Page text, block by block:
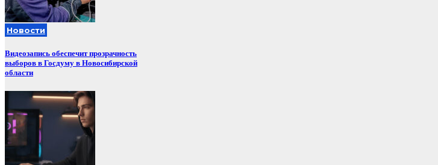
Новости
Видеозапись обеспечит прозрачность
выборов в Госдуму в Новосибирской
области